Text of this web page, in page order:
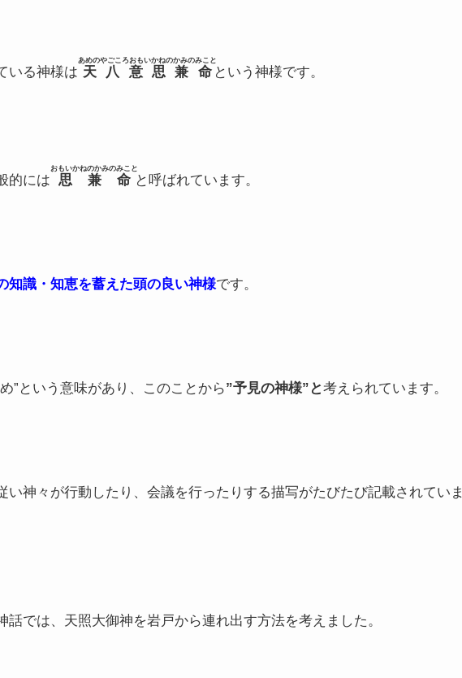
いる神様は 天八意思兼命
あめのやごころおもいかねのかみのみこと
という神様です。
的には 思兼命
おもいかねのかみのみこと
と呼ばれています。
知識・知恵を蓄えた頭の良い神様です。
”という意味があり、このことから”予見の神様”と考えられています。
い神々が行動したり、会議を行ったりする描写がたびたび記載されていま
では、天照大御神を岩戸から連れ出す方法を考えました。